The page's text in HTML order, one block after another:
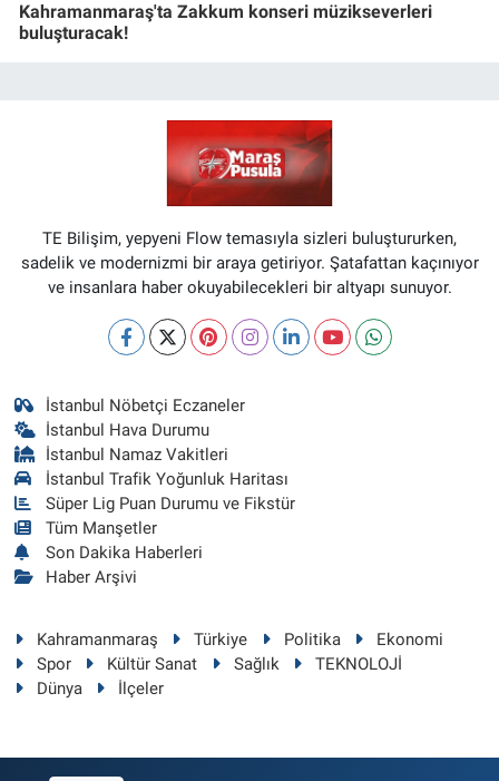
Kahramanmaraş'ta Zakkum konseri müzikseverleri
buluşturacak!
TE Bilişim, yepyeni Flow temasıyla sizleri buluştururken,
sadelik ve modernizmi bir araya getiriyor. Şatafattan kaçınıyor
ve insanlara haber okuyabilecekleri bir altyapı sunuyor.
İstanbul Nöbetçi Eczaneler
İstanbul Hava Durumu
İstanbul Namaz Vakitleri
İstanbul Trafik Yoğunluk Haritası
Süper Lig Puan Durumu ve Fikstür
Tüm Manşetler
Son Dakika Haberleri
Haber Arşivi
Kahramanmaraş Türkiye Politika
Ekonomi
Spor
Kültür Sanat Sağlık
TEKNOLOJİ
Dünya
İlçeler